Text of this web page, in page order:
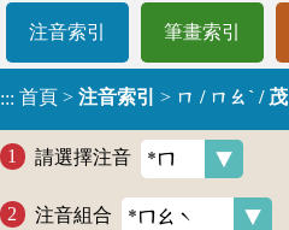
注音索引 筆畫索引
::: 首頁 > 注音索引 > ㄇ / ㄇㄠˋ / 茂
請選擇注音
注音組合